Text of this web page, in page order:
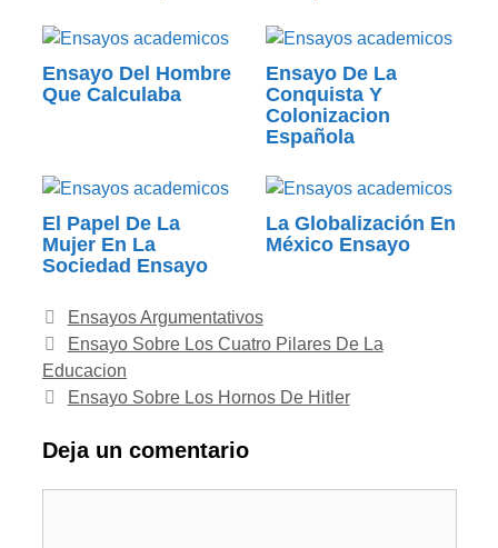
Ensayo Del Hombre
Que Calculaba
Ensayo De La
Conquista Y
Colonizacion
Española
El Papel De La
Mujer En La
Sociedad Ensayo
La Globalización En
México Ensayo
Categorías
Ensayos Argumentativos
Ensayo Sobre Los Cuatro Pilares De La
Educacion
Ensayo Sobre Los Hornos De Hitler
Deja un comentario